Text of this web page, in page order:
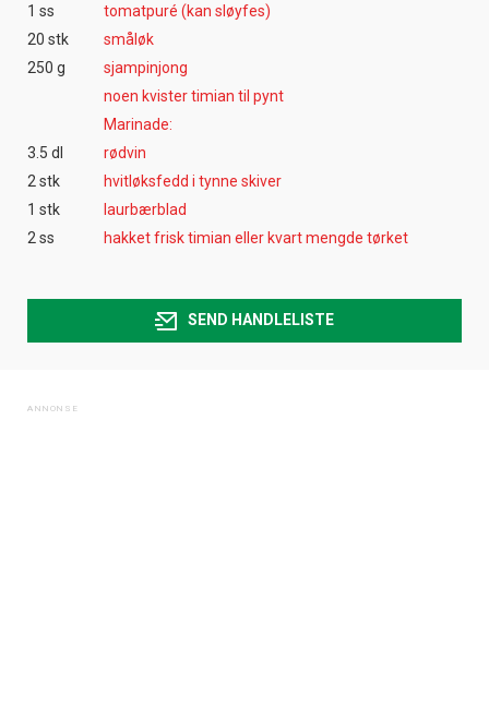
1 ss
tomatpuré (kan sløyfes)
20 stk
småløk
250 g
sjampinjong
noen kvister timian til pynt
Marinade:
3.5 dl
rødvin
2 stk
hvitløksfedd i tynne skiver
1 stk
laurbærblad
2 ss
hakket frisk timian eller kvart mengde tørket
SEND HANDLELISTE